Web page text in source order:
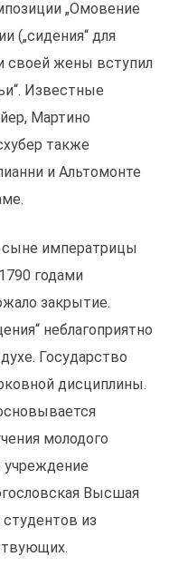
„Омовение
(„сидения“ для
своей жены вступил
Известные
Мартино
также
и Альтомонте
императрицы
годами
закрытие.
неблагоприятно
Государство
дисциплины.
молодого
учреждение
Высшая
из